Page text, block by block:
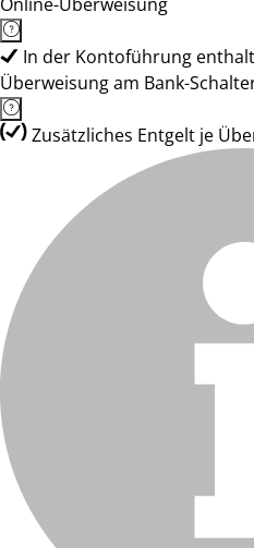
In der Kontoführung
Überweisung am Bank-
Zusätzliches Entgelt je